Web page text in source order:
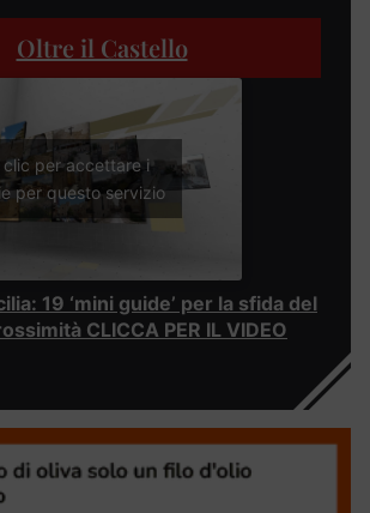
Oltre il Castello
clic per accettare i
per questo servizio
19 ‘mini guide’ per la sfida del
CLICCA PER IL VIDEO